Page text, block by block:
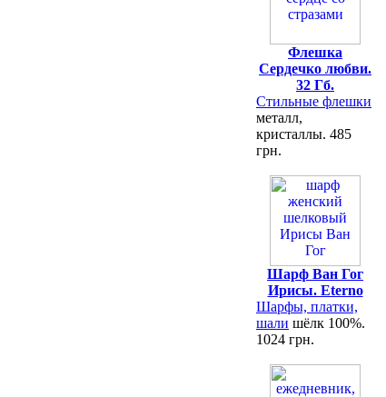
Флешка
Сердечко любви.
32 Гб.
Стильные флешки
металл,
кристаллы. 485
грн.
Шарф Ван Гог
Ирисы. Eterno
Шарфы, платки,
шали шёлк 100%.
1024 грн.